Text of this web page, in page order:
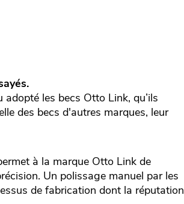
les becs Otto Link, qu’ils
des becs d'autres marques, leur
à la marque Otto Link de
Un polissage manuel par les
de fabrication dont la réputation